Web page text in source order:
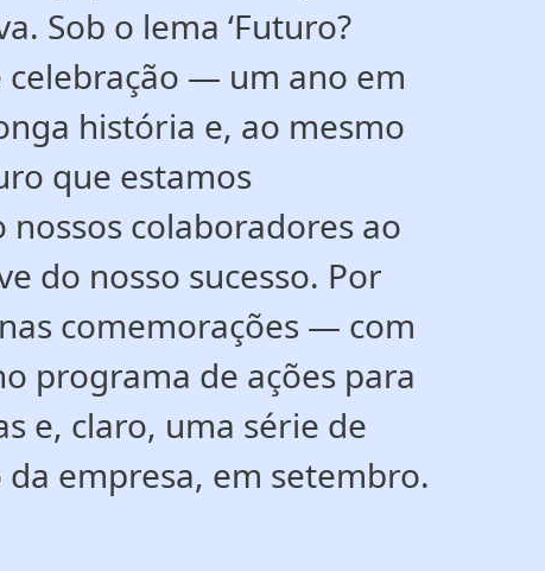
Sob o lema ‘Futuro?
celebração — um ano em
história e, ao mesmo
que estamos
colaboradores ao
do nosso sucesso. Por
comemorações — com
programa de ações para
e, claro, uma série de
empresa, em setembro.